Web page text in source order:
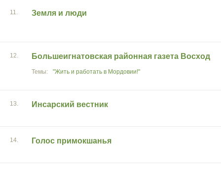
11. Земля и люди
12. Большеигнатовская районная газета Восход
"Жить и работать в Мордовии!"
13. Инсарский вестник
14. Голос примокшанья